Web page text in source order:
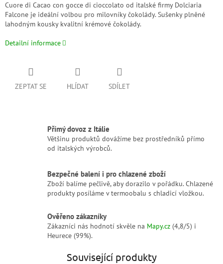
Cuore di Cacao con gocce di cioccolato od italské firmy Dolciaria
Falcone je ideální volbou pro milovníky čokolády. Sušenky plněné
lahodným kousky kvalitní krémové čokolády.
Detailní informace
ZEPTAT SE HLÍDAT SDÍLET
Přímý dovoz z Itálie
Většinu produktů dovážíme bez prostředníků přímo
od italských výrobců.
Bezpečné balení i pro chlazené zboží
Zboží balíme pečlivě, aby dorazilo v pořádku. Chlazené
produkty posíláme v termoobalu s chladicí vložkou.
Ověřeno zákazníky
Zákazníci nás hodnotí skvěle na Mapy.cz (4,8/5) i
Heurece (99%).
Související produkty